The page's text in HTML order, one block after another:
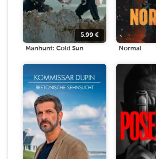
5.99 €
Manhunt: Cold Sun Normal